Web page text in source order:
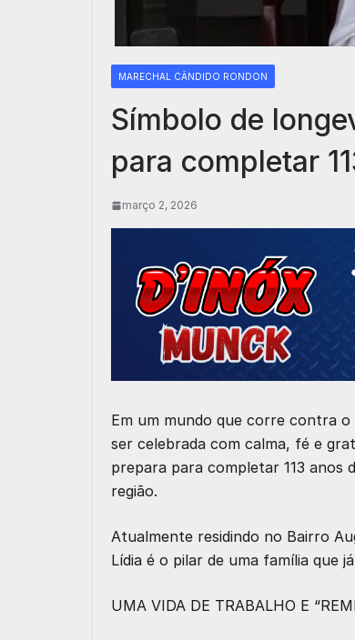
MARECHAL CÂNDIDO RONDON
Símbolo de
para completar
março 2, 2026
Em um mundo que corre contra o
ser celebrada com calma, fé e
prepara para completar 113 anos
região.
Atualmente residindo no Bairro
Lídia é o pilar de uma família que
UMA VIDA DE TRABALHO E